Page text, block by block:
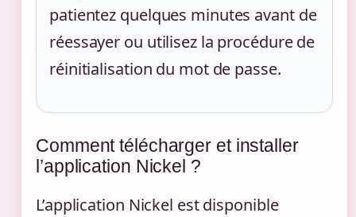
patientez quelques minutes avant de
réessayer ou utilisez la procédure de
réinitialisation du mot de passe.
Comment télécharger et installer
l’application Nickel ?
L’application Nickel est disponible